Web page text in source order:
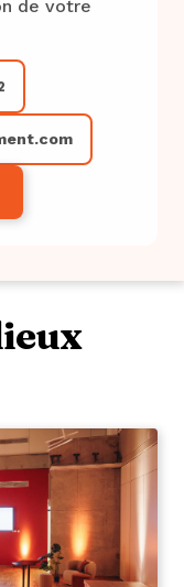
de votre